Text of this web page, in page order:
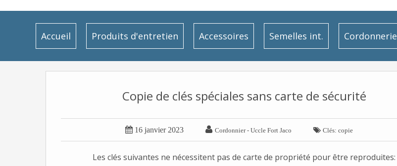
Accueil Produits d'entretien Accessoires Semelles int. Cordonnerie
Copie de clés spéciales sans carte de sécurité
 16 janvier 2023  Cordonnier - Uccle Fort Jaco  Clés: copie
Les clés suivantes ne nécessitent pas de carte de propriété pour être reproduites: